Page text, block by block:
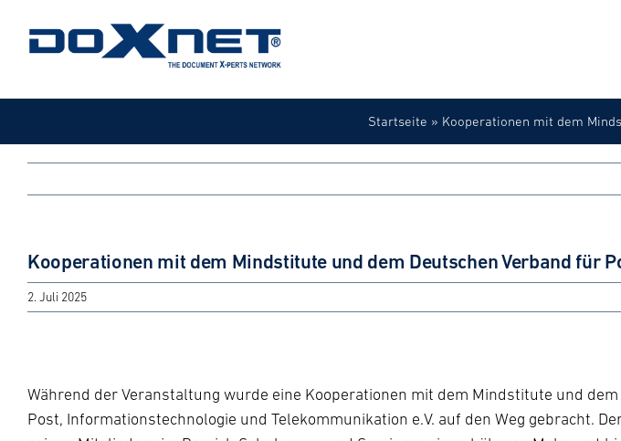
Inhalt
Startseite » Kooperationen mit dem
Kooperationen mit dem Mindstitute und dem Deutschen Verband für
2. Juli 2025
Während der Veranstaltung wurde eine Kooperationen mit dem Mindstitute und
Post, Informationstechnologie und Telekommunikation e.V. auf den Weg gebracht.